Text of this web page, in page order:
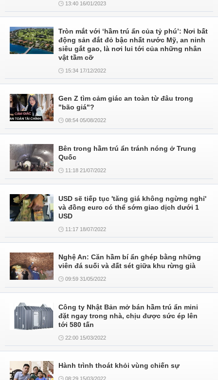
13:40 16/01/2023
Tròn mắt với ‘hầm trú ẩn của tỷ phú’: Nơi bất
động sản đắt đỏ bậc nhất nước Mỹ, an ninh
siêu gắt gao, là nơi lui tới của những nhân
vật tầm cỡ
15:34 17/12/2022
Gen Z tìm cảm giác an toàn từ đâu trong
"bão giá"?
08:54 05/08/2022
Bên trong hầm trú ẩn tránh nóng ở Trung
Quốc
11:18 21/07/2022
USD sẽ tiếp tục 'tăng giá không ngừng nghỉ'
và đồng euro có thể sớm giao dịch dưới 1
USD
11:17 18/07/2022
Nghệ An: Căn hầm bí ẩn ghép bằng những
viên đá suối và đất sét giữa khu rừng già
09:59 31/05/2022
Công ty Nhật Bản mở bán hầm trú ẩn mini
đặt ngay trong nhà, chịu được sức ép lên
tới 580 tấn
22:00 15/03/2022
Hành trình thoát khỏi vùng chiến sự
08:29 15/03/2022